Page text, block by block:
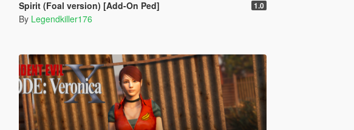
Spirit (Foal version) [Add-On Ped] 1.0
By Legendkiller176